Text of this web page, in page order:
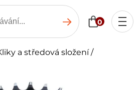
0
a středová složení/